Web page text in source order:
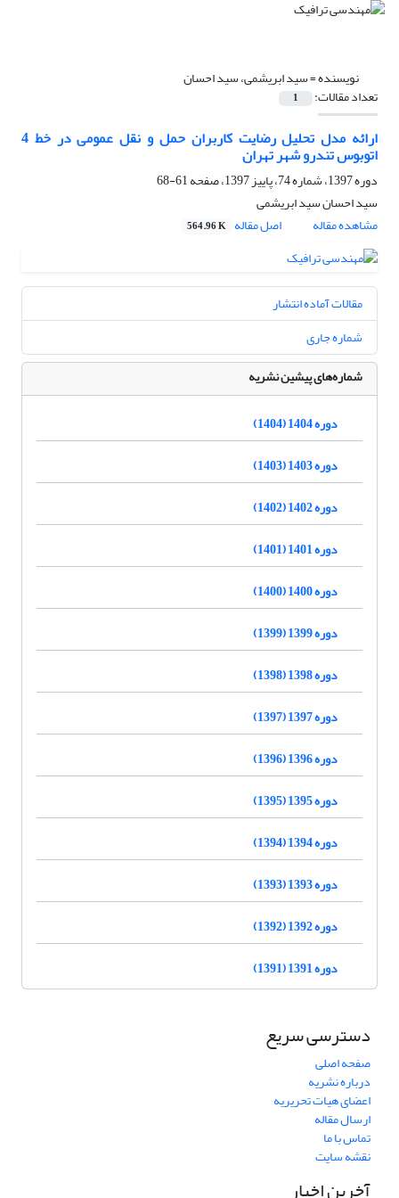
نویسنده =سید ابریشمی، سید احسان
تعداد مقالات: 1
ارائه مدل تحلیل رضایت کاربران حمل‌ و نقل عمومی در خط 4
اتوبوس تندرو شهر تهران
دوره 1397، شماره 74، پاییز 1397، صفحه
61-68
سید احسان سید ابریشمی
مشاهده مقاله
اصل مقاله 564.96 K
مقالات آماده انتشار
شماره جاری
شماره‌های پیشین نشریه
دوره 1404 (1404)
دوره 1403 (1403)
دوره 1402 (1402)
دوره 1401 (1401)
دوره 1400 (1400)
دوره 1399 (1399)
دوره 1398 (1398)
دوره 1397 (1397)
دوره 1396 (1396)
دوره 1395 (1395)
دوره 1394 (1394)
دوره 1393 (1393)
دوره 1392 (1392)
دوره 1391 (1391)
دسترسی سریع
صفحه اصلی
درباره نشریه
اعضای هیات تحریریه
ارسال مقاله
تماس با ما
نقشه سایت
آخرین اخبار